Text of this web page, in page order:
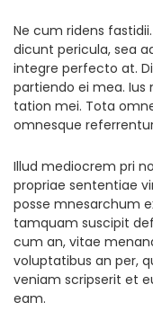
Ne cum ridens
dicunt pericula, sea
integre perfecto at.
partiendo ei mea. Ius
tation mei. Tota
omnesque
Illud mediocrem pri
propriae sententiae
posse mnesarchum
tamquam suscipit
cum an, vitae
voluptatibus an per,
veniam scripserit et
eam.